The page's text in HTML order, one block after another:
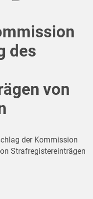
des
von
der Kommission
Strafregistereinträgen